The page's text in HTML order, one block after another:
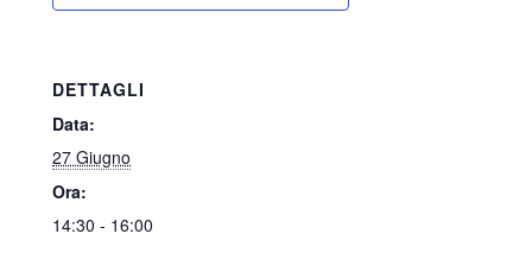
DETTAGLI
Data:
27 Giugno
Ora:
14:30 - 16:00